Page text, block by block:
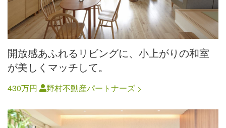
開放感あふれるリビングに、小上がりの和室
が美しくマッチして。
430万円 野村不動産パートナーズ